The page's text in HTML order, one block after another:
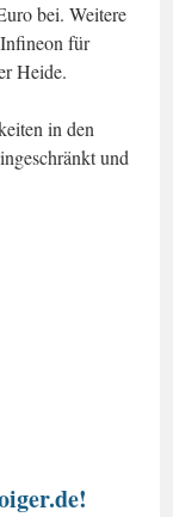
bei. Weitere
für
Heide.
in den
und